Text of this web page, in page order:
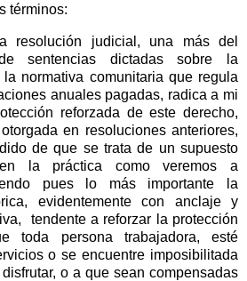
términos:
resolución judicial, una más del
sentencias dictadas sobre la
la normativa comunitaria que regula
anuales pagadas, radica a mi
reforzada de este derecho,
en resoluciones anteriores,
de que se trata de un supuesto
la práctica como veremos a
pues lo más importante la
evidentemente con anclaje y
tendente a reforzar la protección
toda persona trabajadora, esté
o se encuentre imposibilitada
o a que sean compensadas